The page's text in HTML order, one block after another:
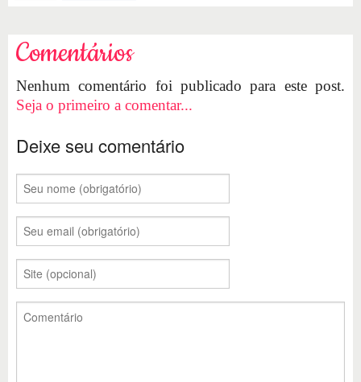
Comentários
Nenhum comentário foi publicado para este post.
Seja o primeiro a comentar...
Deixe seu comentário